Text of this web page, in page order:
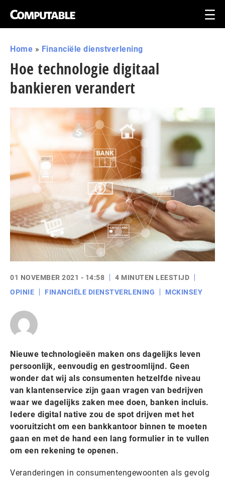
Home » Financiële dienstverlening
Hoe technologie digitaal
bankieren verandert
01 NOVEMBER 2021 - 14:58
4 MINUTEN LEESTIJD
OPINIE
FINANCIËLE DIENSTVERLENING MCKINSEY
Nieuwe technologieën maken ons dagelijks leven
persoonlijk, eenvoudig en gestroomlijnd. Geen
wonder dat wij als consumenten hetzelfde niveau
van klantenservice zijn gaan vragen van bedrijven
waar we dagelijks zaken mee doen, banken incluis.
Iedere digital native zou de spot drijven met het
vooruitzicht om een bankkantoor binnen te moeten
gaan en met de hand een lang formulier in te vullen
om een rekening te openen.
Veranderingen in consumentengewoonten als gevolg